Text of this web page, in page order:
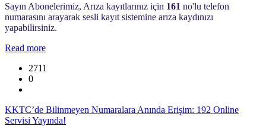
Sayın Abonelerimiz, Arıza kayıtlarınız için 161 no'lu telefon
numarasını arayarak sesli kayıt sistemine arıza kaydınızı
yapabilirsiniz.
Read more
2711
0
KKTC’de Bilinmeyen Numaralara Anında Erişim: 192 Online
Servisi Yayında!